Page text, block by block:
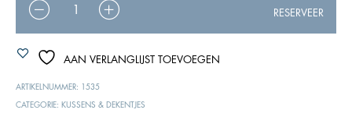
AANTAL
RESERVEER
AAN VERLANGLIJST TOEVOEGEN
ARTIKELNUMMER: 1535
CATEGORIE: KUSSENS & DEKENTJES